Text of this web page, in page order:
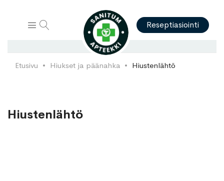
Reseptiasiointi
Etusivu Hiukset ja päänahka Hiustenlähtö
Hiustenlähtö